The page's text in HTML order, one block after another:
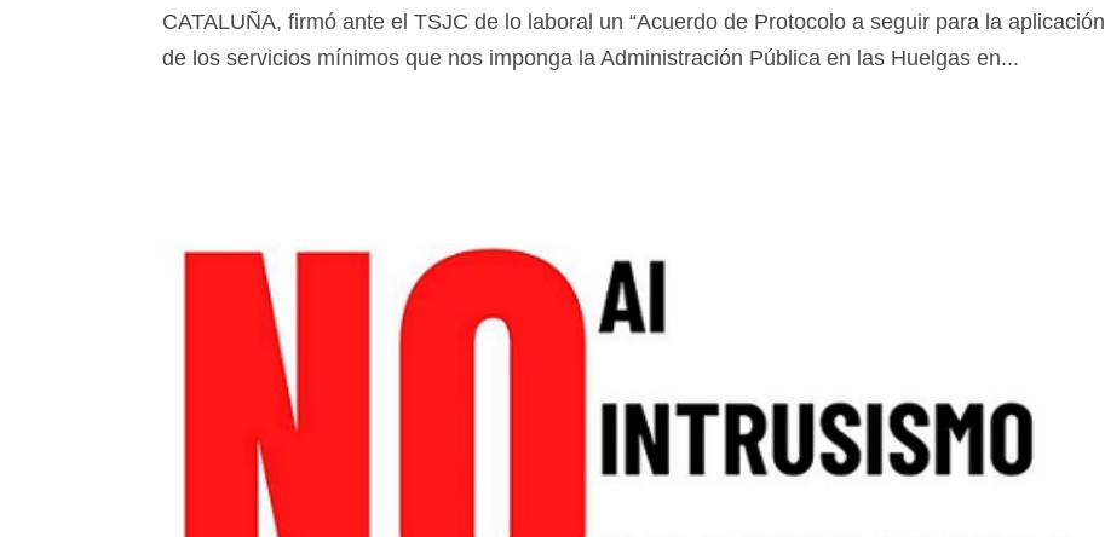
CATALUÑA, firmó ante el TSJC de lo laboral un “Acuerdo de Protocolo a seguir para la aplicación
de los servicios mínimos que nos imponga la Administración Pública en las Huelgas en...